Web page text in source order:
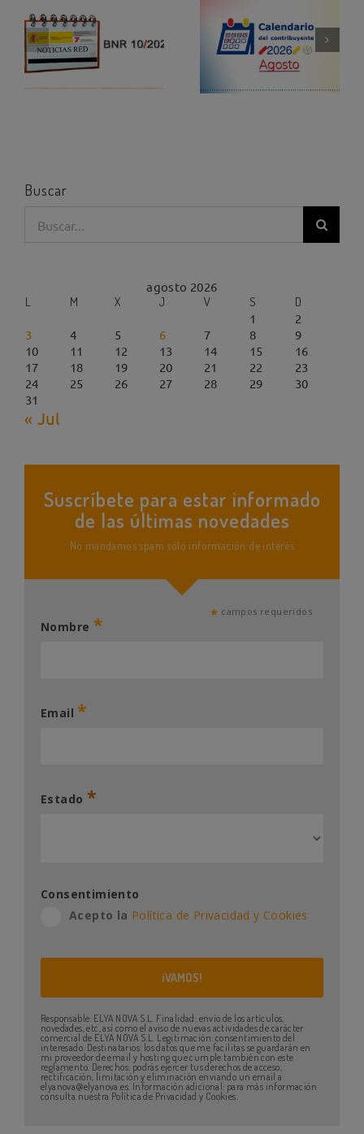
Buscar
agosto 2026
L
M X J V S
D
1
2
3
4 5 6 7 8
9
10
11 12 13 14 15
16
17
18 19 20 21 22
23
24
25 26 27 28 29
30
31
« Jul
Suscríbete para estar informado
de las últimas novedades
No mandamos spam sólo información de interés
* campos requeridos
Nombre *
Email*
Estado *
Consentimiento
Acepto la Política de Privacidad y Cookies
Responsable: ELYA NOVA S.L. Finalidad: envío de los artículos,
novedades, etc, así como el aviso de nuevas actividades de carácter
comercial de ELYA NOVA S.L. Legitimación: consentimiento del
interesado. Destinatarios: los datos que me facilitas se guardarán en
mi proveedor de email y hosting que cumple también con este
reglamento. Derechos: podrás ejercer tus derechos de acceso,
rectificación, limitación y eliminación enviando un email a
elyanova@elyanova.es. Información adicional: para más información
consulta nuestra Política de Privacidad y Cookies.